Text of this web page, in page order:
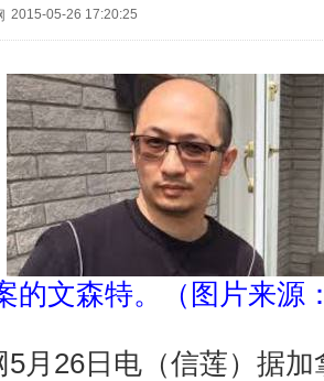
2015-05-26 17:20:25
的文森特。（图片来源
5月26日电（信莲）据